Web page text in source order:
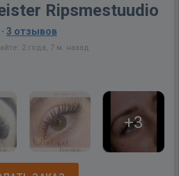
Ripsmestuudio
· 3 отзывов
2 года, 7 м. назад
+3